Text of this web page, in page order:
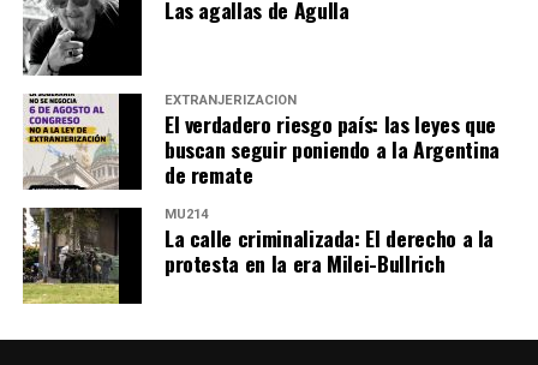
Las agallas de Agulla
EXTRANJERIZACIÓN
El verdadero riesgo país: las leyes que
buscan seguir poniendo a la Argentina
de remate
MU214
La calle criminalizada: El derecho a la
protesta en la era Milei-Bullrich